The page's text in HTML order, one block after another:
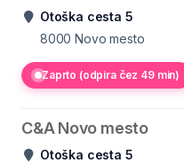
Otoška cesta 5
8000 Novo mesto
Zaprto (odpira čez 49 min)
C&A Novo mesto
Otoška cesta 5